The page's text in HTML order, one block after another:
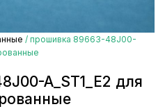
/ прошивка 89663-48J00-
A_ST1_E2 для